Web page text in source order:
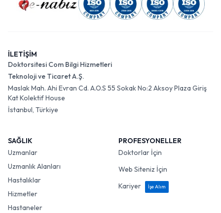
İLETİŞİM
Doktorsitesi Com Bilgi Hizmetleri
Teknoloji ve Ticaret A.Ş.
Maslak Mah. Ahi Evran Cd. A.O.S 55 Sokak No:2 Aksoy Plaza Giriş
Kat Kolektif House
İstanbul, Türkiye
SAĞLIK
Uzmanlar
Uzmanlık Alanları
Hastalıklar
Hizmetler
Hastaneler
PROFESYONELLER
Doktorlar İçin
Web Siteniz İçin
Kariyer
İşe Alım